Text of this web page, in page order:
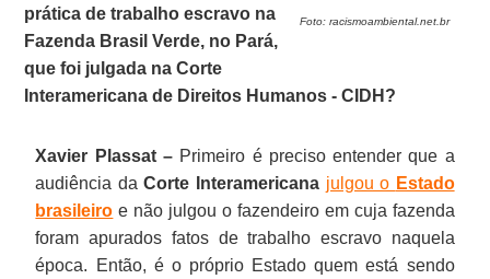
Foto: racismoambiental.net.br
prática de trabalho escravo na
Fazenda Brasil Verde, no Pará,
que foi julgada na Corte
Interamericana de Direitos Humanos - CIDH?
Xavier Plassat –Primeiro é preciso entender que a
audiência daCorte Interamericana julgou o Estado
brasileiro e não julgou o fazendeiro em cuja fazenda
foram apurados fatos de trabalho escravo naquela
época. Então, é o próprio Estado quem está sendo